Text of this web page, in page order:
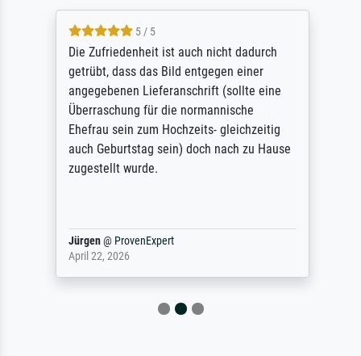
5 / 5
Die Zufriedenheit ist auch nicht dadurch
getrübt, dass das Bild entgegen einer
angegebenen Lieferanschrift (sollte eine
Überraschung für die normannische
Ehefrau sein zum Hochzeits- gleichzeitig
auch Geburtstag sein) doch nach zu Hause
zugestellt wurde.
Jürgen@ ProvenExpert
April 22, 2026